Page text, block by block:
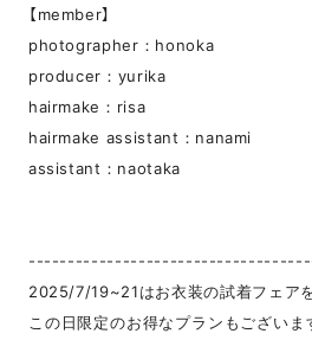
【member】
photographer：honoka
producer：yurika
hairmake：risa
hairmake assistant：nanami
assistant：naotaka
2025/7/19~21はお衣装の試着フェア
この日限定のお得なプランもござい